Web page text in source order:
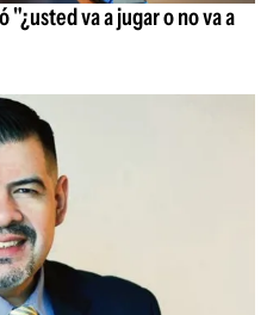
va a jugar o no va a